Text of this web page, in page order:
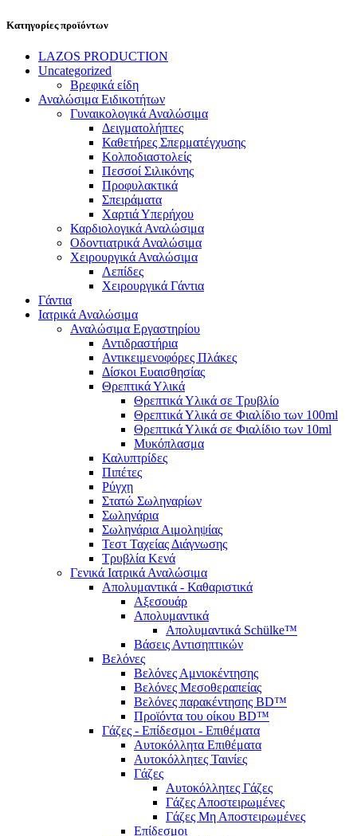
Κατηγορίες προϊόντων
LAZOS PRODUCTION
Uncategorized
Βρεφικά είδη
Αναλώσιμα Ειδικοτήτων
Γυναικολογικά Αναλώσιμα
Δειγματολήπτες
Καθετήρες Σπερματέγχυσης
Κολποδιαστολείς
Πεσσοί Σιλικόνης
Προφυλακτικά
Σπειράματα
Χαρτιά Υπερήχου
Καρδιολογικά Αναλώσιμα
Οδοντιατρικά Αναλώσιμα
Χειρουργικά Αναλώσιμα
Λεπίδες
Χειρουργικά Γάντια
Γάντια
Ιατρικά Αναλώσιμα
Αναλώσιμα Εργαστηρίου
Αντιδραστήρια
Αντικειμενοφόρες Πλάκες
Δίσκοι Ευαισθησίας
Θρεπτικά Υλικά
Θρεπτικά Υλικά σε Τρυβλίο
Θρεπτικά Υλικά σε Φιαλίδιο των 100ml
Θρεπτικά Υλικά σε Φιαλίδιο των 10ml
Μυκόπλασμα
Καλυπτρίδες
Πιπέτες
Ρύγχη
Στατώ Σωληναρίων
Σωληνάρια
Σωληνάρια Αιμοληψίας
Τεστ Ταχείας Διάγνωσης
Τρυβλία Κενά
Γενικά Ιατρικά Αναλώσιμα
Απολυμαντικά - Καθαριστικά
Αξεσουάρ
Απολυμαντικά
Απολυμαντικά Schülke™
Βάσεις Αντισηπτικών
Βελόνες
Βελόνες Αμνιοκέντησης
Βελόνες Μεσοθεραπείας
Βελόνες παρακέντησης BD™
Προϊόντα του οίκου BD™
Γάζες - Επίδεσμοι - Επιθέματα
Αυτοκόλλητα Επιθέματα
Αυτοκόλλητες Ταινίες
Γάζες
Αυτοκόλλητες Γάζες
Γάζες Αποστειρωμένες
Γάζες Μη Αποστειρωμένες
Επίδεσμοι